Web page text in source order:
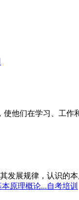
他们在学习、工作
展规律，认识的
原理概论...自考培训